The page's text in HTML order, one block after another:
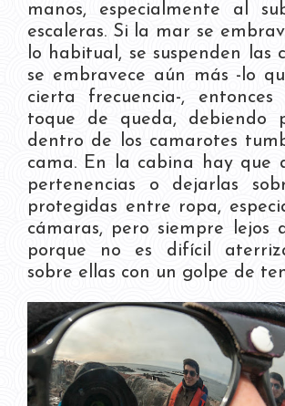
manos, especialmente al
escaleras. Si la mar se
lo habitual, se suspenden las
se embravece aún más -lo
cierta frecuencia-, entonces
toque de queda, debiendo
dentro de los camarotes
cama. En la cabina hay que
pertenencias o dejarlas
protegidas entre ropa,
cámaras, pero siempre lejos
porque no es difícil
sobre ellas con un golpe de